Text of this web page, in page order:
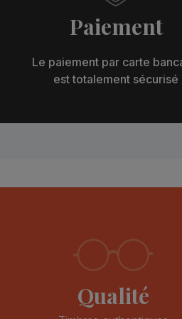
Paiement
Le paiement par carte
est totalement sécurisé
Qualité